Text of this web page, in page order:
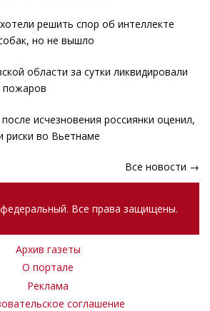
решить спор об интеллекте
но не вышло
области за сутки ликвидировали
пожаров
исчезновения россиянки оценил,
риски во Вьетнаме
Все новости →
Все права защищены.
Архив газеты
О портале
Реклама
соглашение